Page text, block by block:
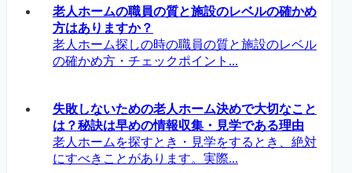
老人ホームの職員の質と施設のレベルの確かめ
方はありますか？
老人ホーム探しの時の職員の質と施設のレベル
の確かめ方・チェックポイント...
失敗しないための老人ホーム決めで大切なこと
は？秘訣は早めの情報収集・見学である理由
老人ホームを探すとき・見学をするとき、絶対
にすべきことがあります。実際...